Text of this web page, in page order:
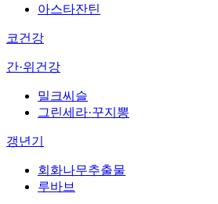
아스타잔틴
코건강
간·위건강
밀크씨슬
그린세라·꾸지뽕
갱년기
회화나무추출물
루바브